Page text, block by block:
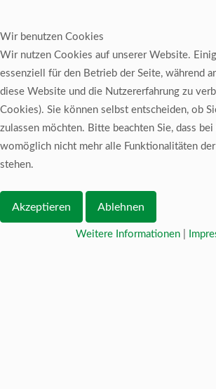
Wir benutzen Cookies
Wir nutzen Cookies auf unserer Website.
essenziell für den Betrieb der Seite, während
diese Website und die Nutzererfahrung zu
Cookies). Sie können selbst entscheiden, ob
zulassen möchten. Bitte beachten Sie, dass
womöglich nicht mehr alle Funktionalitäten
stehen.
Akzeptieren Ablehnen
Weitere Informationen